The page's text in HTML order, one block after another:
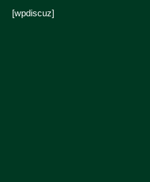
[wpdiscuz]